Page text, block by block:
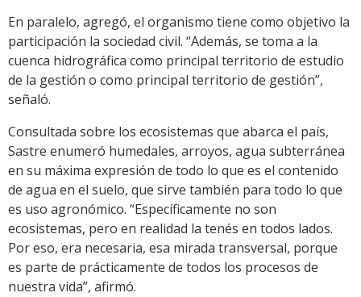
En paralelo, agregó, el organismo tiene como objetivo la
participación la sociedad civil. “Además, se toma a la
cuenca hidrográfica como principal territorio de estudio
de la gestión o como principal territorio de gestión”,
señaló.
Consultada sobre los ecosistemas que abarca el país,
Sastre enumeró humedales, arroyos, agua subterránea
en su máxima expresión de todo lo que es el contenido
de agua en el suelo, que sirve también para todo lo que
es uso agronómico. “Específicamente no son
ecosistemas, pero en realidad la tenés en todos lados.
Por eso, era necesaria, esa mirada transversal, porque
es parte de prácticamente de todos los procesos de
nuestra vida”, afirmó.